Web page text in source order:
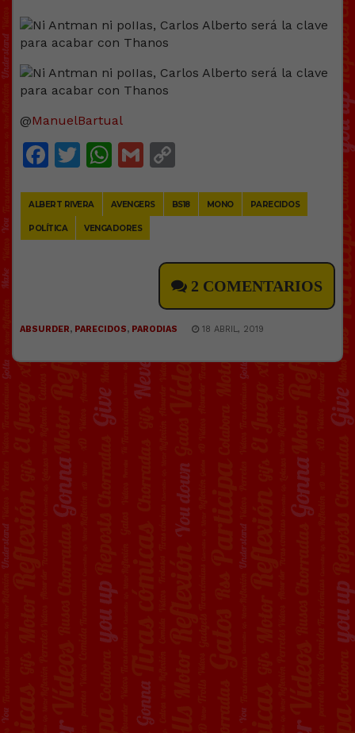
@ManuelBartual
Facebook
Twitter
WhatsApp
Gmail
ALBERT RIVERA AVENGERS BS18 MONO PARECIDOS
POLÍTICA VENGADORES
2 COMENTARIOS
ABSURDER, PARECIDOS, PARODIAS 18 ABRIL, 2019